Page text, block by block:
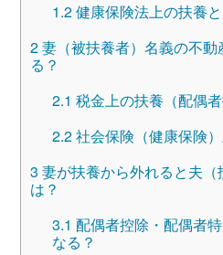
1.2健康保険法上の扶養と
2妻（被扶養者）名義の不動
る？
2.1 税金上の扶養（配偶
2.2社会保険（健康保険
3 妻が扶養から外れると夫
は？
3.1 配偶者控除・配偶者
なる？